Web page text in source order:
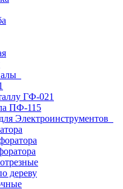
ГФ-021
ПФ-115
Электроинструментов
дереву